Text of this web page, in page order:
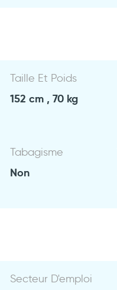
Taille Et Poids
152 cm , 70 kg
Tabagisme
Non
Secteur D'emploi